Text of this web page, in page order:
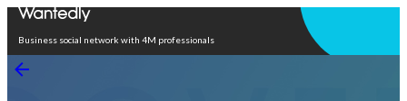
Business social network with 4M professionals